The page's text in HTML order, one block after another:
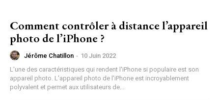
Comment contrôler à distance l’appareil
photo de l’iPhone ?
Jérôme Chatillon - 10 Juin 2022
L'une des caractéristiques qui rendent l'iPhone si populaire est son
appareil photo. L'appareil photo de l'iPhone est incroyablement
polyvalent et permet aux utilisateurs de...